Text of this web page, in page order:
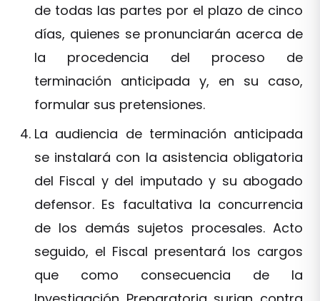
de todas las partes por el plazo de cinco
días, quienes se pronunciarán acerca de
la procedencia del proceso de
terminación anticipada y, en su caso,
formular sus pretensiones.
La audiencia de terminación anticipada
se instalará con la asistencia obligatoria
del Fiscal y del imputado y su abogado
defensor. Es facultativa la concurrencia
de los demás sujetos procesales. Acto
seguido, el Fiscal presentará los cargos
que como consecuencia de la